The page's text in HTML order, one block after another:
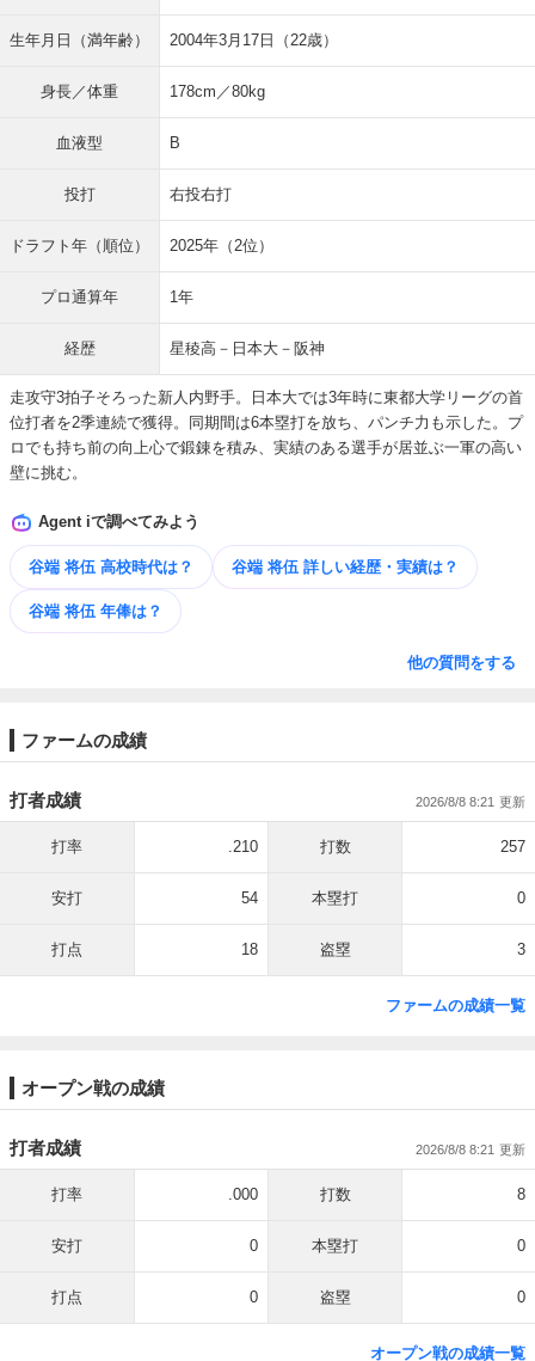
生年月日（満年齢） 2004年3月17日（22歳）
身長／体重 178cm／80kg
血液型 B
投打 右投右打
ドラフト年（順位） 2025年（2位）
プロ通算年 1年
経歴 星稜高－日本大－阪神
走攻守3拍子そろった新人内野手。日本大では3年時に東都大学リーグの首
位打者を2季連続で獲得。同期間は6本塁打を放ち、パンチ力も示した。プ
ロでも持ち前の向上心で鍛錬を積み、実績のある選手が居並ぶ一軍の高い
壁に挑む。
Agent iで調べてみよう
谷端 将伍 高校時代は？ 谷端 将伍 詳しい​経歴・​実績は？
谷端 将伍 年俸は？
他の質問をする
ファームの成績
打者成績 2026/8/8 8:21
打率 .210 打数 257
安打 54 本塁打 0
打点 18 盗塁 3
ファームの成績一覧
オープン戦の成績
打者成績 2026/8/8 8:21
打率 .000 打数 8
安打 0 本塁打 0
打点 0 盗塁 0
オープン戦の成績一覧